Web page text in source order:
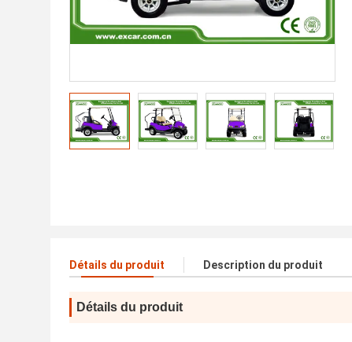
Détails du produit Description du produit
Détails du produit